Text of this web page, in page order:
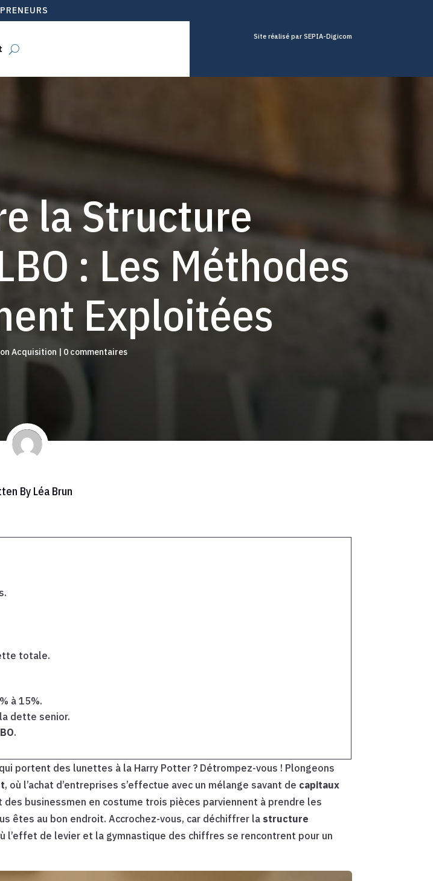
Site réalisé par SEPIA-Digicom
la Structure
: Les Méthodes
Exploitées
Acquisition | 0 commentaires
By Léa Brun
totale.
à 15%.
dette senior.
.
portent des lunettes à la Harry Potter ? Détrompez-vous ! Plongeons
, où l’achat d’entreprises s’effectue avec un mélange savant de capitaux
des businessmen en costume trois pièces parviennent à prendre les
êtes au bon endroit. Accrochez-vous, car déchiffrer la structure
l’effet de levier et la gymnastique des chiffres se rencontrent pour un